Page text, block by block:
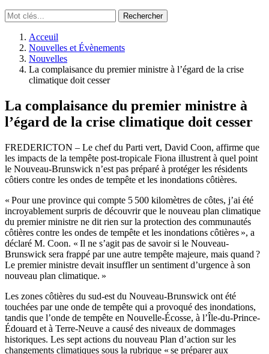
Acceuil
Nouvelles et Évènements
Nouvelles
La complaisance du premier ministre à l’égard de la crise
climatique doit cesser
La complaisance du premier ministre à
l’égard de la crise climatique doit cesser
FREDERICTON – Le chef du Parti vert, David Coon, affirme que
les impacts de la tempête post-tropicale Fiona illustrent à quel point
le Nouveau-Brunswick n’est pas préparé à protéger les résidents
côtiers contre les ondes de tempête et les inondations côtières.
« Pour une province qui compte 5 500 kilomètres de côtes, j’ai été
incroyablement surpris de découvrir que le nouveau plan climatique
du premier ministre ne dit rien sur la protection des communautés
côtières contre les ondes de tempête et les inondations côtières », a
déclaré M. Coon. « Il ne s’agit pas de savoir si le Nouveau-
Brunswick sera frappé par une autre tempête majeure, mais quand ?
Le premier ministre devait insuffler un sentiment d’urgence à son
nouveau plan climatique. »
Les zones côtières du sud-est du Nouveau-Brunswick ont été
touchées par une onde de tempête qui a provoqué des inondations,
tandis que l’onde de tempête en Nouvelle-Écosse, à l’Île-du-Prince-
Édouard et à Terre-Neuve a causé des niveaux de dommages
historiques. Les sept actions du nouveau Plan d’action sur les
changements climatiques sous la rubrique « se préparer aux